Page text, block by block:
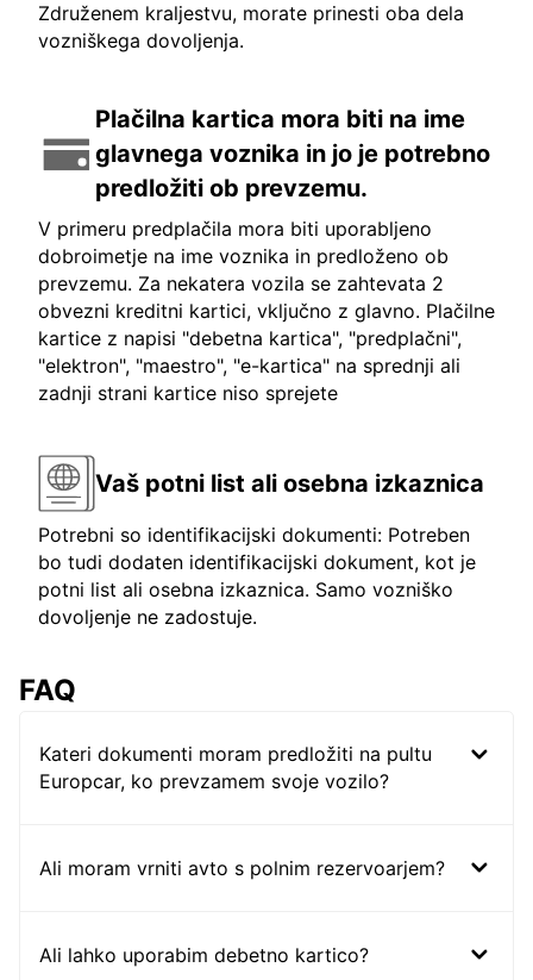
Združenem kraljestvu, morate prinesti oba dela
vozniškega dovoljenja.
Plačilna kartica mora biti na ime
glavnega voznika in jo je potrebno
predložiti ob prevzemu.
V primeru predplačila mora biti uporabljeno
dobroimetje na ime voznika in predloženo ob
prevzemu. Za nekatera vozila se zahtevata 2
obvezni kreditni kartici, vključno z glavno. Plačilne
kartice z napisi "debetna kartica", "predplačni",
"elektron", "maestro", "e-kartica" na sprednji ali
zadnji strani kartice niso sprejete
Vaš potni list ali osebna izkaznica
Potrebni so identifikacijski dokumenti: Potreben
bo tudi dodaten identifikacijski dokument, kot je
potni list ali osebna izkaznica. Samo vozniško
dovoljenje ne zadostuje.
FAQ
Kateri dokumenti moram predložiti na pultu
Europcar, ko prevzamem svoje vozilo?
Ali moram vrniti avto s polnim rezervoarjem?
Ali lahko uporabim debetno kartico?